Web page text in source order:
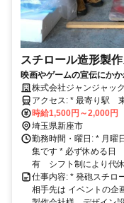
スチロール造形製
映画やゲームの宣伝にか
株式会社ジャンジャッ
アクセス: * 最寄り駅 東武東上線朝霞台駅 武蔵野線北朝霞駅 西部
池袋線ひばりが丘駅
勤可 バイク通勤可
時給1,500円～2,000円
埼玉県新座市
勤務時間・曜日: * 月曜
集です * 必ず休める日
有 シフト制により代
仕事内容: * 発砲スチロ
相手先は イベントの